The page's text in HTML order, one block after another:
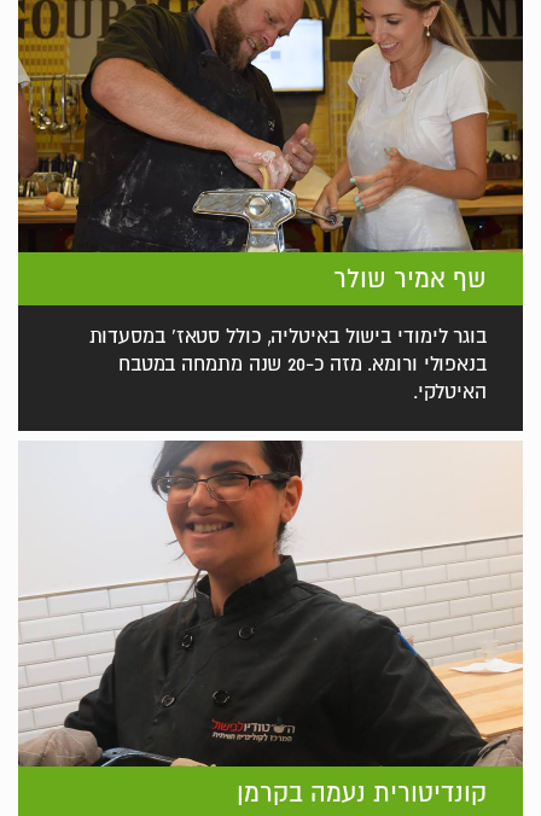
שף אמיר שולר
בוגר לימודי בישול באיטליה, כולל סטאז' במסעדות
בנאפולי ורומא. מזה כ-20 שנה מתמחה במטבח
האיטלקי.
קונדיטורית נעמה בקרמן